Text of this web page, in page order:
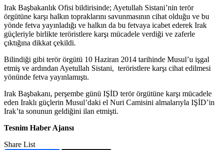
Irak Başbakanlık Ofisi bildirisinde; Ayetullah Sistani’nin terör
örgütüne karşı halkın topraklarını savunmasının cihat olduğu ve bu
yönde fetva yayınladığı ve halkın da bu fetvaya icabet ederek Irak
güçleriyle birlikte teröristlere karşı mücadele verdiği ve zaferle
çıktığına dikkat çekildi.
Bilindiği gibi terör örgütü 10 Haziran 2014 tarihinde Musul’u işgal
etmiş ve ardından Ayetullah Sistani, teröristlere karşı cihat edilmesi
yönünde fetva yayınlamıştı.
Irak Başbakanı, perşembe günü IŞİD terör örgütüne karşı mücadele
eden Iraklı güçlerin Musul’daki el Nuri Camisini almalarıyla IŞİD’in
Irak’ta sonunun geldiğini ilan etmişti.
Tesnim Haber Ajansı
Share List